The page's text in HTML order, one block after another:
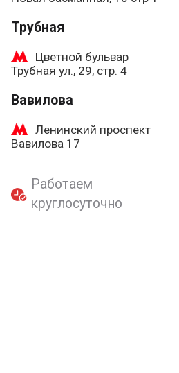
Трубная
Цветной бульвар
Трубная ул., 29, стр. 4
Вавилова
Ленинский проспект
Вавилова 17
Работаем
круглосуточно